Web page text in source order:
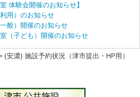
体験会開催のお知らせ】
用）のお知らせ
般）開催のお知らせ
（子ども）開催のお知らせ
(安濃) 施設予約状況（津市提出・HP用）